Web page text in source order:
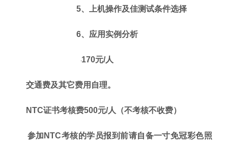
5、上机操作及佳测试条件选择
6、应用实例分析
4170元/人
交通费及其它费用自理。
NTC证书考核费500元/人（不考核不收费）
参加 NTC考核的学员报到前请自备一寸免冠彩色照